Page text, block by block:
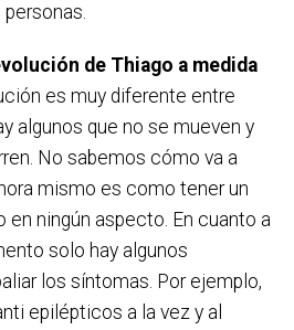
de Thiago a medida
es muy diferente entre
algunos que no se mueven y
No sabemos cómo va a
mismo es como tener un
en ningún aspecto. En cuanto a
solo hay algunos
los síntomas. Por ejemplo,
epilépticos a la vez y al